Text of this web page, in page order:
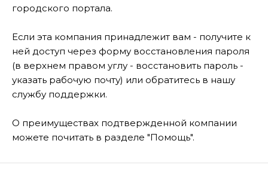
городского портала.
Если эта компания принадлежит вам - получите к
ней доступ через форму восстановления пароля
(в верхнем правом углу - восстановить пароль -
указать рабочую почту) или обратитесь в нашу
службу поддержки.
О преимуществах подтвержденной компании
можете почитать в разделе "Помощь".